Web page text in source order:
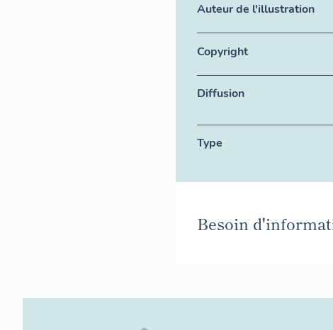
Auteur de l'illustration
Copyright
Diffusion
Type
Besoin